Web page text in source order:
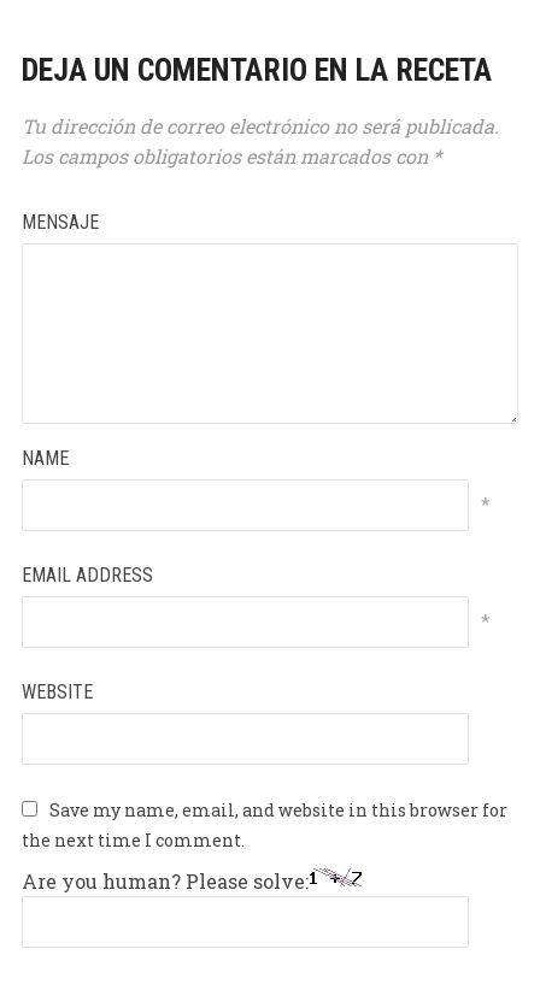
DEJA UN COMENTARIO EN LA RECETA
Tu dirección de correo electrónico no será publicada.
Los campos obligatorios están marcados con *
MENSAJE
NAME
*
EMAIL ADDRESS
*
WEBSITE
Save my name, email, and website in this browser for
the next time I comment.
Are you human? Please solve: